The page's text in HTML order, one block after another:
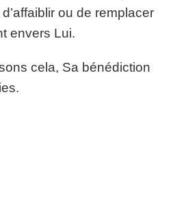
ou de remplacer
envers Lui.
cela, Sa bénédiction